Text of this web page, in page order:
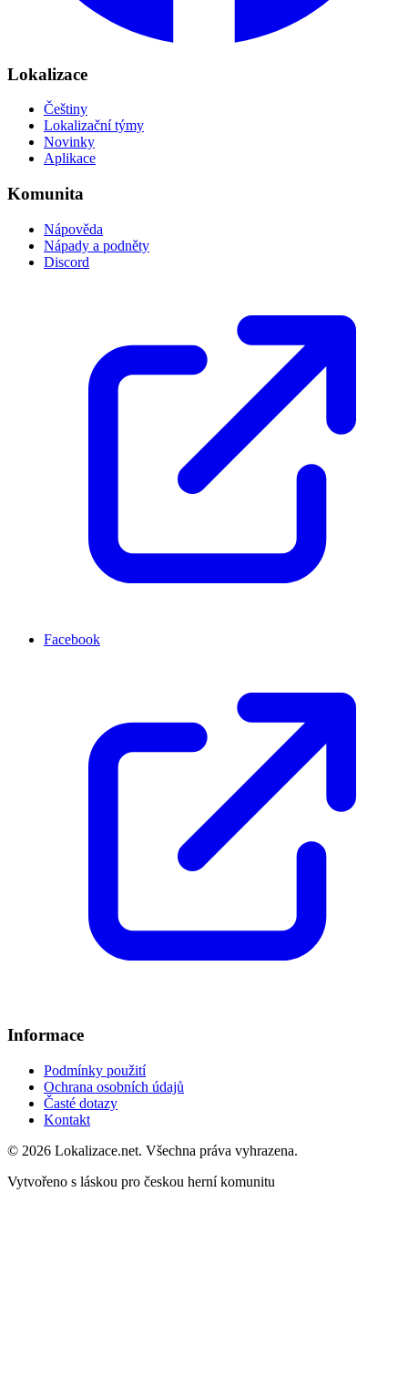
Lokalizace
Češtiny
Lokalizační týmy
Novinky
Aplikace
Komunita
Nápověda
Nápady a podněty
Discord
Facebook
Informace
Podmínky použití
Ochrana osobních údajů
Časté dotazy
Kontakt
© 2026 Lokalizace.net. Všechna práva vyhrazena.
Vytvořeno s láskou pro českou herní komunitu